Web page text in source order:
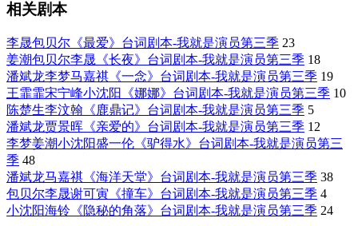
相关剧本
李晟包贝尔《最爱》台词剧本-我就是演员第三季 23
姜潮包贝尔李晟《长夜》台词剧本-我就是演员第三季 18
潘斌龙李梦马嘉祺《一念》台词剧本-我就是演员第三季 19
王霏霏宋宁峰小沈阳《娜娜》台词剧本-我就是演员第三季 10
陈楚生李汶翰《鹿鼎记》台词剧本-我就是演员第三季 5
潘斌龙贾景晖《亲爱的》台词剧本-我就是演员第三季 12
李梦姜潮小沈阳盛一伦《驴得水》台词剧本-我就是演员第三
季 48
潘斌龙马嘉祺《海洋天堂》台词剧本-我就是演员第三季 38
包贝尔李晟谢可寅《撞车》台词剧本-我就是演员第三季 4
小沈阳海铃《隐秘的角落》台词剧本-我就是演员第三季 24